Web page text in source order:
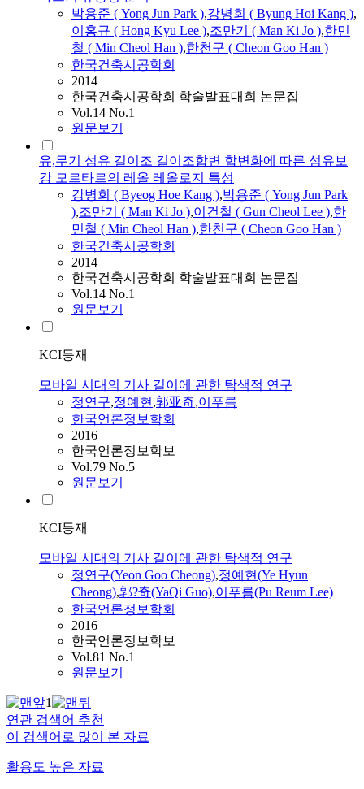
박용준 ( Yong Jun Park ),강병회 ( Byung Hoi Kang ),
이홍규 ( Hong Kyu Lee ),조만기 ( Man Ki Jo ),한민
철 ( Min Cheol Han ),한천구 ( Cheon Goo Han )
한국건축시공학회
2014
한국건축시공학회 학술발표대회 논문집
Vol.14 No.1
원문보기
유,무기 섬유 길이조 길이조합변 합변화에 따른 섬유보
강 모르타르의 레올 레올로지 특성
강병회 ( Byeog Hoe Kang ),박용준 ( Yong Jun Park
),조만기 ( Man Ki Jo ),이건철 ( Gun Cheol Lee ),한
민철 ( Min Cheol Han ),한천구 ( Cheon Goo Han )
한국건축시공학회
2014
한국건축시공학회 학술발표대회 논문집
Vol.14 No.1
원문보기
KCI등재
모바일 시대의 기사 길이에 관한 탐색적 연구
정연구,정예현,郭亚奇,이푸름
한국언론정보학회
2016
한국언론정보학보
Vol.79 No.5
원문보기
KCI등재
모바일 시대의 기사 길이에 관한 탐색적 연구
정연구(Yeon Goo Cheong),정예현(Ye Hyun
Cheong),郭?奇(YaQi Guo),이푸름(Pu Reum Lee)
한국언론정보학회
2016
한국언론정보학보
Vol.81 No.1
원문보기
1
연관 검색어 추천
이 검색어로 많이 본 자료
활용도 높은 자료